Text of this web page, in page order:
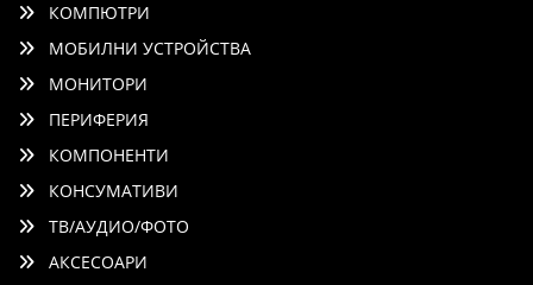
КОМПЮТРИ
МОБИЛНИ УСТРОЙСТВА
МОНИТОРИ
ПЕРИФЕРИЯ
КОМПОНЕНТИ
КОНСУМАТИВИ
ТВ/АУДИО/ФОТО
АКСЕСОАРИ